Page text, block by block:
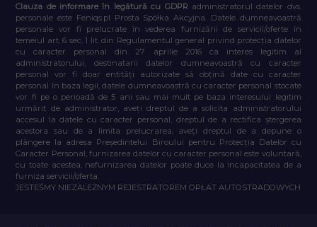
Clauza de informare în legătură cu GDPR administratorul datelor dvs.
personale este Feniqs.pl Prosta Spółka Akcyjna. Datele dumneavoastră
personale vor fi prelucrate în vederea furnizării de servicii/oferte în
temeiul art. 6 sec. 1 lit. din Regulamentul general privind protecția datelor
cu caracter personal din 27 aprilie 2016 ca interes legitim al
administratorului, destinatarii datelor dumneavoastră cu caracter
personal vor fi doar entități autorizate să obțină date cu caracter
personal în baza legii, datele dumneavoastră cu caracter personal stocate
vor fi pe o perioadă de 5 ani sau mai mult pe baza interesului legitim
urmărit de administrator, aveți dreptul de a solicita administratorului
accesul la datele cu caracter personal, dreptul de a rectifica ștergerea
acestora sau de a limita prelucrarea, aveți dreptul de a depune o
plângere la adresa Președintelui Biroului pentru Protecția Datelor cu
Caracter Personal, furnizarea datelor cu caracter personal este voluntară,
cu toate acestea, nefurnizarea datelor poate duce la incapacitatea de a
furniza servicii/oferta.
JESTEŚMY NIEZALEŻNYM REJESTRATOREM OPŁAT AUTOSTRADOWYCH